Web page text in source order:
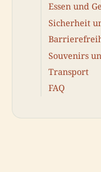
Essen und
Sicherheit
Souvenirs
Transport
FAQ